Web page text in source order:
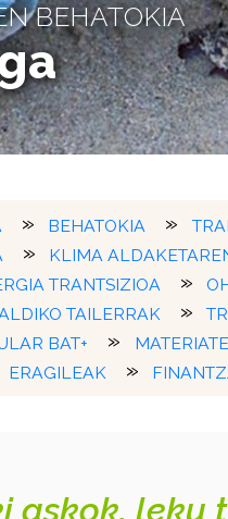
BEHATOKIA
BEHATOKIA
KLIMA
TRANTSIZIOA
TAILERRAK
BAT+
ERAGILEAK
askok, leku